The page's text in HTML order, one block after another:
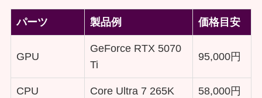
パーツ 製品例 価格目安
GPU
GeForce RTX 5070
Ti
95,000円
CPU Core Ultra 7 265K 58,000円